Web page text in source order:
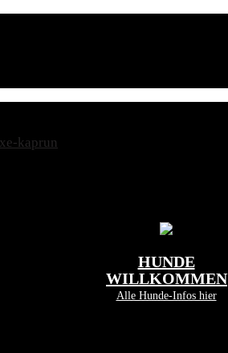
HUNDE
WILLKOMMEN
Alle Hunde-Infos hier